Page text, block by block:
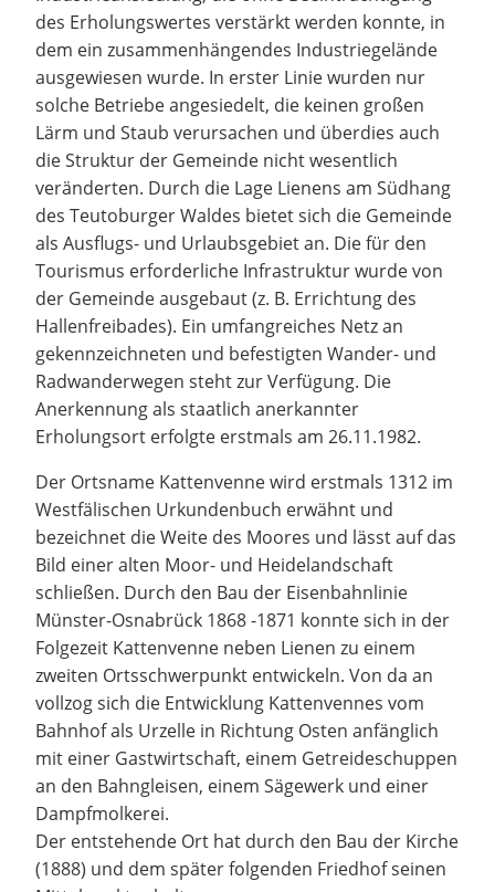
des Erholungswertes verstärkt werden konnte, in
dem ein zusammenhängendes Industriegelände
ausgewiesen wurde. In erster Linie wurden nur
solche Betriebe angesiedelt, die keinen großen
Lärm und Staub verursachen und überdies auch
die Struktur der Gemeinde nicht wesentlich
veränderten. Durch die Lage Lienens am Südhang
des Teutoburger Waldes bietet sich die Gemeinde
als Ausflugs- und Urlaubsgebiet an. Die für den
Tourismus erforderliche Infrastruktur wurde von
der Gemeinde ausgebaut (z. B. Errichtung des
Hallenfreibades). Ein umfangreiches Netz an
gekennzeichneten und befestigten Wander- und
Radwanderwegen steht zur Verfügung. Die
Anerkennung als staatlich anerkannter
Erholungsort erfolgte erstmals am 26.11.1982.
Der Ortsname Kattenvenne wird erstmals 1312 im
Westfälischen Urkundenbuch erwähnt und
bezeichnet die Weite des Moores und lässt auf das
Bild einer alten Moor- und Heidelandschaft
schließen. Durch den Bau der Eisenbahnlinie
Münster-Osnabrück 1868 -1871 konnte sich in der
Folgezeit Kattenvenne neben Lienen zu einem
zweiten Ortsschwerpunkt entwickeln. Von da an
vollzog sich die Entwicklung Kattenvennes vom
Bahnhof als Urzelle in Richtung Osten anfänglich
mit einer Gastwirtschaft, einem Getreideschuppen
an den Bahngleisen, einem Sägewerk und einer
Dampfmolkerei.
Der entstehende Ort hat durch den Bau der Kirche
(1888) und dem später folgenden Friedhof seinen